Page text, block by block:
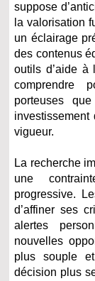
suppose
la valorisation
un éclairage
des contenus
outils d’aide à
comprendre
porteuses
investissement
vigueur.
La recherche
une
progressive.
d’affiner ses
alertes
nouvelles
plus souple
décision plus